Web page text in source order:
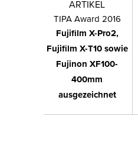
ARTIKEL
TIPA Award 2016
Fujifilm X-Pro2,
Fujifilm X-T10 sowie
Fujinon XF100-
400mm
ausgezeichnet